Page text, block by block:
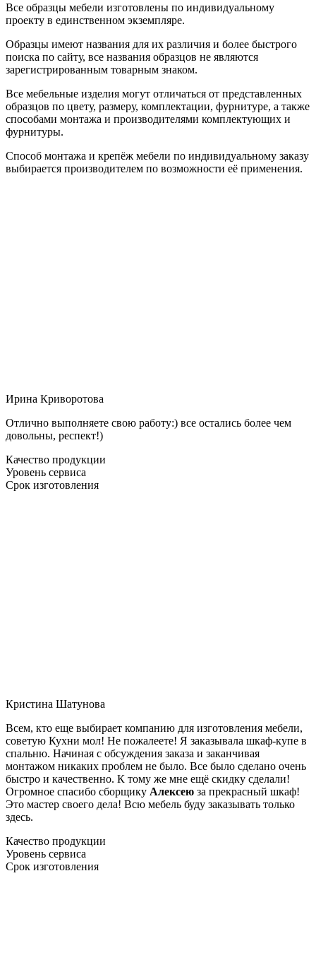
Все образцы мебели изготовлены по индивидуальному
проекту в единственном экземпляре.
Образцы имеют названия для их различия и более быстрого
поиска по сайту, все названия образцов не являются
зарегистрированным товарным знаком.
Все мебельные изделия могут отличаться от представленных
образцов по цвету, размеру, комплектации, фурнитуре, а также
способами монтажа и производителями комплектующих и
фурнитуры.
Способ монтажа и крепёж мебели по индивидуальному заказу
выбирается производителем по возможности её применения.
Ирина Криворотова
Отлично выполняете свою работу:) все остались более чем
довольны, респект!)
Качество продукции
Уровень сервиса
Срок изготовления
Кристина Шатунова
Всем, кто еще выбирает компанию для изготовления мебели,
советую Кухни мол! Не пожалеете! Я заказывала шкаф-купе в
спальню. Начиная с обсуждения заказа и заканчивая
монтажом никаких проблем не было. Все было сделано очень
быстро и качественно. К тому же мне ещё скидку сделали!
Огромное спасибо сборщику Алексею за прекрасный шкаф!
Это мастер своего дела! Всю мебель буду заказывать только
здесь.
Качество продукции
Уровень сервиса
Срок изготовления